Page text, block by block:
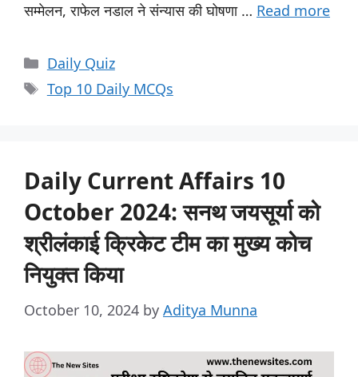
सम्मेलन, राफेल नडाल ने संन्यास की घोषणा … Read more
Daily Quiz
Top 10 Daily MCQs
Daily Current Affairs 10
October 2024: सनथ जयसूर्या को
श्रीलंकाई क्रिकेट टीम का मुख्य कोच
नियुक्त किया
October 10, 2024 by Aditya Munna